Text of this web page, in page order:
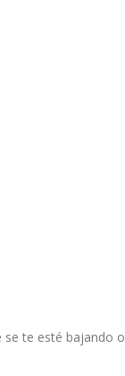
se te esté bajando o